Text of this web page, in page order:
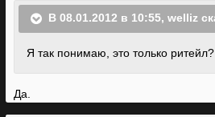
В 08.01.2012 в 10:55, welliz
Я так понимаю, это только ритейл?
Да.